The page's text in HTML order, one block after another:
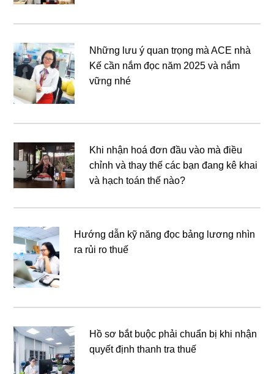
Những lưu ý quan trọng mà ACE nhà
Kế cần nắm đọc năm 2025 và nắm
vững nhé
Khi nhận hoá đơn đầu vào mà điều
chỉnh và thay thế các bạn đang kê khai
và hạch toán thế nào?
Hướng dẫn kỹ năng đọc bảng lương nhìn
ra rủi ro thuế
Hồ sơ bắt buộc phải chuẩn bị khi nhận
quyết định thanh tra thuế